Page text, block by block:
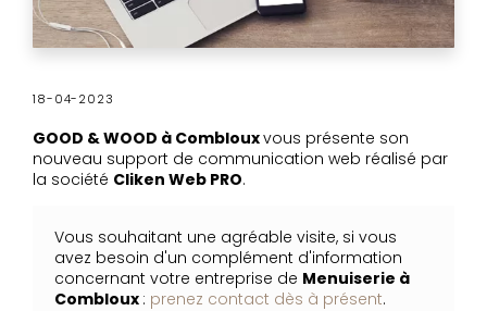
18-04-2023
GOOD & WOOD à Comblouxvous présente son
nouveau support de communication web réalisé par
la société Cliken Web PRO.
Vous souhaitant une agréable visite, si vous
avez besoin d'un complément d'information
concernant votre entreprise de Menuiserie à
Combloux : prenez contact dès à présent.